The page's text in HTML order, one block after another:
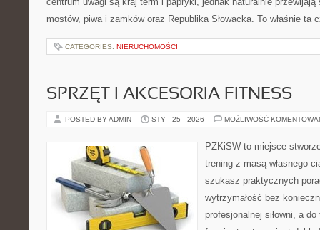
mostów, piwa i zamków oraz Republika Słowacka. To właśnie
CATEGORIES: NIERUCHOMOŚCI
SPRZĘT I AKCESORIA FITNESS
POSTED BY ADMIN STY - 25 - 2026 MOŻLIWOŚĆ
PZKiSW to miejsce
trening z masą własnego
szukasz praktycznych
wytrzymałość bez
profesjonalnej siłowni, a